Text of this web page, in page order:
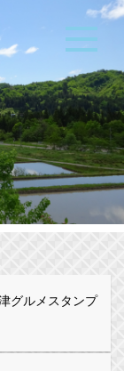
グルメスタンプ